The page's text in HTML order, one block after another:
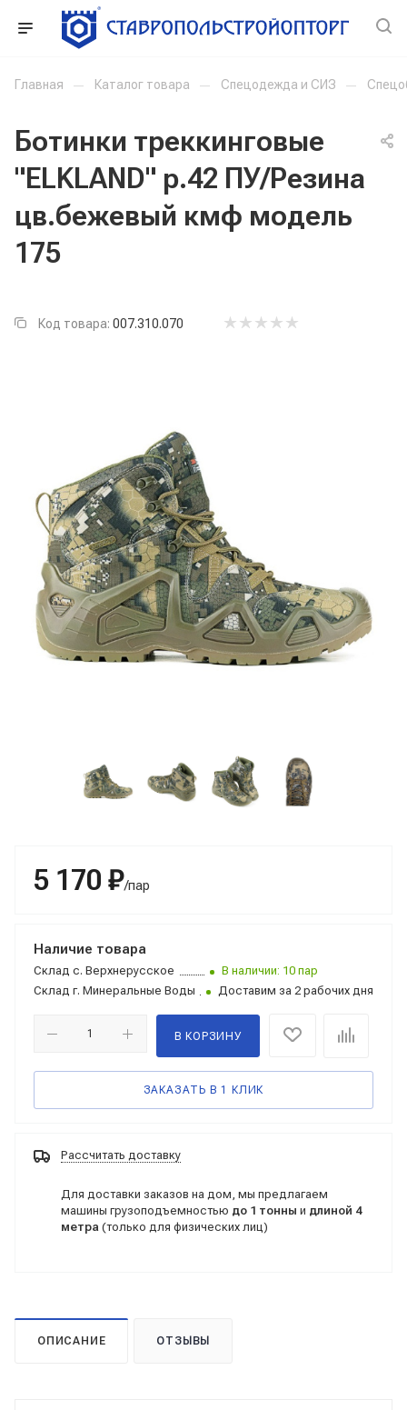
Главная — Каталог товара — Спецодежда и СИЗ —
Ботинки треккинговые
"ELKLAND" р.42 ПУ/Резина
цв.бежевый кмф модель
175
Код товара: 007.310.070
5 170 ₽/пар
Наличие товара
Склад с. Верхнерусское
В наличии: 10 пар
Склад г. Минеральные Воды Доставим за 2 рабочих дня
В КОРЗИНУ
ЗАКАЗАТЬ В 1 КЛИК
Рассчитать доставку
Для доставки заказов на дом, мы предлагаем
машины грузоподъемностью до 1 тонны и длиной 4
метра (только для физических лиц)
ОПИСАНИЕ ОТЗЫВЫ